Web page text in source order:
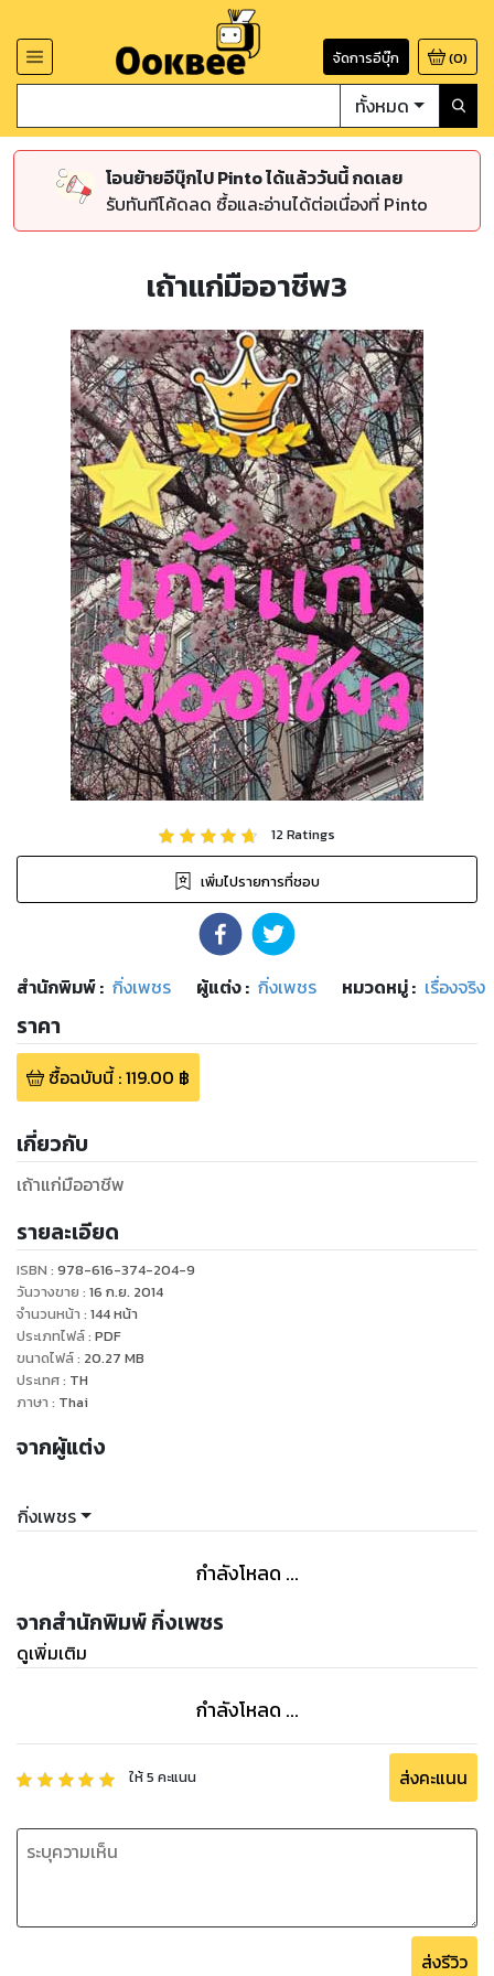
จัดการอีบุ๊ก (0)
ทั้งหมด
โอนย้ายอีบุ๊กไป Pinto ได้แล้ววันนี้ กดเลย
รับทันทีโค้ดลด ซื้อและอ่านได้ต่อเนื่องที่ Pinto
เถ้าแก่มืออาชีพ3
12Ratings
เพิ่มไปรายการที่ชอบ
สำนักพิมพ์: กิ่งเพชร ผู้แต่ง : กิ่งเพชร หมวดหมู่: เรื่องจริง
ราคา
ซื้อฉบับนี้:119.00 ฿
เกี่ยวกับ
เถ้าแก่มืออาชีพ
รายละเอียด
ISBN : 978-616-374-204-9
วันวางขาย : 16 ก.ย. 2014
จำนวนหน้า : 144หน้า
ประเภทไฟล์: PDF
ขนาดไฟล์: 20.27 MB
ประเทศ: TH
ภาษา : Thai
จากผู้แต่ง
กิ่งเพชร
กำลังโหลด ...
จากสำนักพิมพ์ กิ่งเพชร
ดูเพิ่มเติม
กำลังโหลด ...
ให้5 คะแนน ส่งคะแนน
ส่งรีวิว